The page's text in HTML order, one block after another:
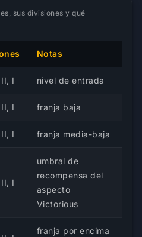
sus divisiones y qué
Notas
I nivel de entrada
I franja baja
I franja media-baja
I
umbral de
recompensa del
aspecto
Victorious
franja por encima